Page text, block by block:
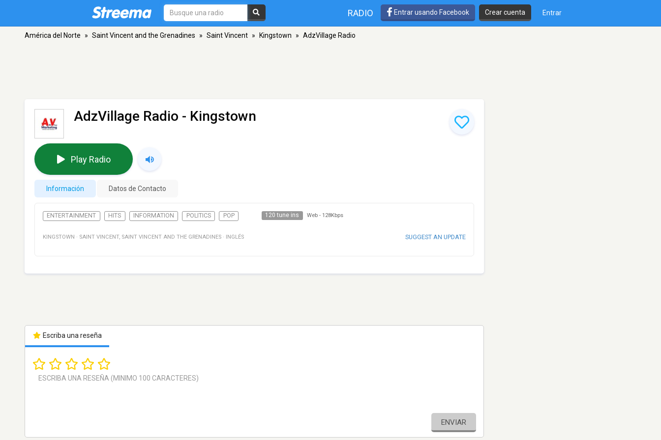
RADIO Entrar usando Facebook Crear cuenta Entrar
América del Norte » Saint Vincent and the Grenadines » Saint Vincent » Kingstown » AdzVillage Radio
AdzVillage Radio - Kingstown
Play Radio
Información Datos de Contacto
ENTERTAINMENT HITS INFORMATION POLITICS POP 120 tune ins Web - 128Kbps
KINGSTOWN · SAINT VINCENT, SAINT VINCENT AND THE GRENADINES · INGLÉS SUGGEST AN UPDATE
Escriba una reseña
ENVIAR